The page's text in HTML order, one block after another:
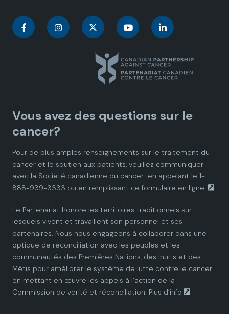
C
a
d
a
n
P
a
r
t
C
a
d
a
n
P
a
r
t
n
a
d
a
n
P
a
r
t
C
n
a
d
a
n
P
a
r
t
C
n
a
d
a
n
P
a
r
t
Vous avez des questions sur le
cancer?
Pour de plus amples renseignements sur le traitement du
cancer et le soutien aux patients, veuillez communiquer
avec la Société canadienne du cancer en appelant le 1-
888-939-3333 ou en remplissant ce formulaire en ligne.
Le Partenariat honore les territoires traditionnels sur
lesquels vivent et travaillent son personnel et ses
partenaires. Nous nous engageons à collaborer dans une
optique de réconciliation avec les peuples et les
communautés des Premières Nations, des Inuits et des
Métis pour améliorer le système de lutte contre le cancer
en mettant en œuvre les appels à l’action de la
Commission de vérité et réconciliation. Plus d’info .